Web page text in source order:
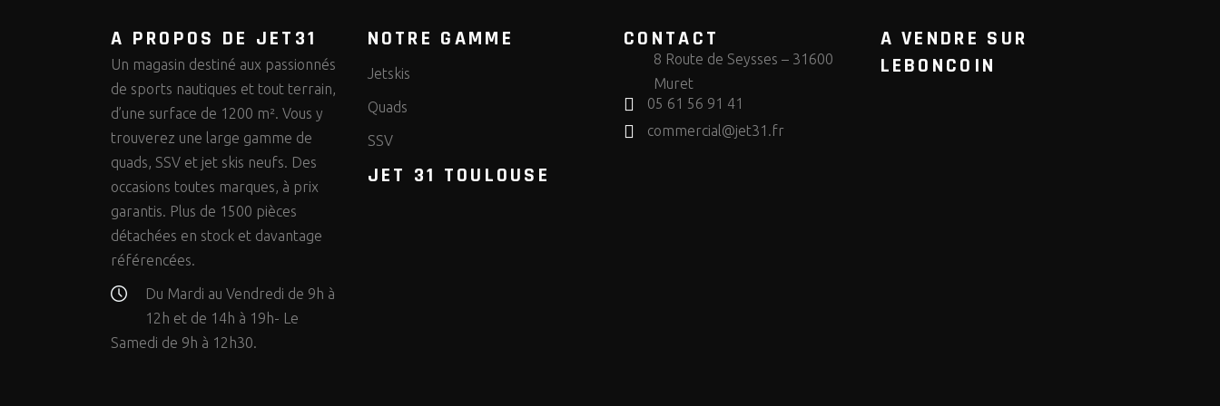
A PROPOS DE JET31
Un magasin destiné aux passionnés
de sports nautiques et tout terrain,
d’une surface de 1200 m². Vous y
trouverez une large gamme de
quads, SSV et jet skis neufs. Des
occasions toutes marques, à prix
garantis. Plus de 1500 pièces
détachées en stock et davantage
référencées.
Du Mardi au Vendredi de 9h à
12h et de 14h à 19h- Le
Samedi de 9h à 12h30.
NOTRE GAMME
Jetskis
Quads
SSV
JET 31 TOULOUSE
CONTACT
8 Route de Seysses – 31600
Muret
05 61 56 91 41
commercial@jet31.fr
A VENDRE SUR
LEBONCOIN